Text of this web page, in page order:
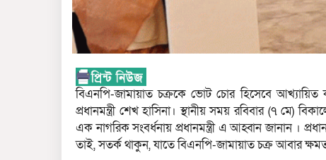
বিএনপি-জামায়াত চক্রকে ভোট চোর হিসেবে
প্রধানমন্ত্রী শেখ হাসিনা। স্থানীয় সময় রবিবার (৭ মে)
এক নাগরিক সংবর্ধনায় প্রধানমন্ত্রী এ আহ্বান জানান ।
তাই, সতর্ক থাকুন, যাতে বিএনপি-জামায়াত চক্র আবার